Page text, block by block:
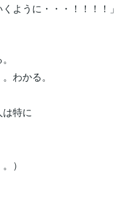
ように・・・！！！！」
わかる。
特に
）